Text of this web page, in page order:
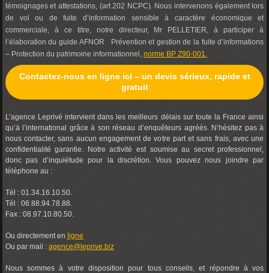
témoignages et attestations, (art 202 NCPC). Nous intervenons également lors
de vol ou de fuite d’information sensible à caractère économique et
commerciale, à ce titre, notre directeur, Mr PELLETIER, à participer à
l’élaboration du guide AFNOR Prévention et gestion de la fuite d’informations
– Protection du patrimoine informationnel, norme BP Z90-001.
Contactez-nous en ligne ici – un devis sérieux, rapide et
gratuit
L’agence Leprivé intervient dans les meilleurs délais sur toute la France ainsi
qu’à l’international grâce à son réseau d’enquêteurs agréés. N’hésitez pas à
nous contacter, sans aucun engagement de votre part et sans frais, avec une
confidentialité garantie. Notre activité est soumise au secret professionnel,
donc pas d’inquiétude pour la discrétion. Vous pouvez nous joindre par
téléphone au :
Tél : 01.34.16.10.50.
Tél : 06.88.94.78.88.
Fax : 08.97.10.80.50.
Ou directement en ligne
Ou par mail : agence@leprive.biz
Nous sommes à votre disposition pour tous conseils, et répondre à vos